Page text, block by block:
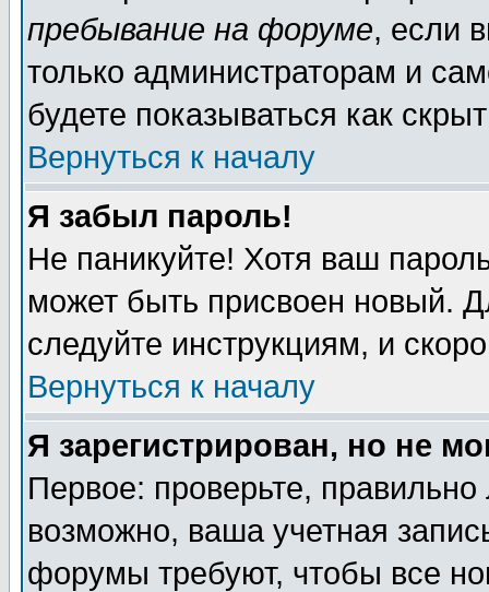
пребывание на форуме, если
только администраторам и
будете показываться как
Вернуться к началу
Я забыл пароль!
Не паникуйте! Хотя ваш
может быть присвоен новый.
следуйте инструкциям, и
Вернуться к началу
Я зарегистрирован, но не
Первое: проверьте,
возможно, ваша учетная
форумы требуют, чтобы все